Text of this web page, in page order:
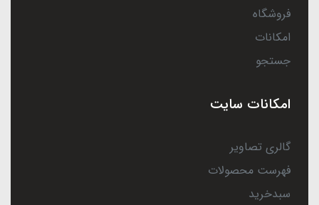
فروشگاه
امکانات
جستجو
امکانات سایت
گالری تصاویر
فهرست محصولات
سبدخرید